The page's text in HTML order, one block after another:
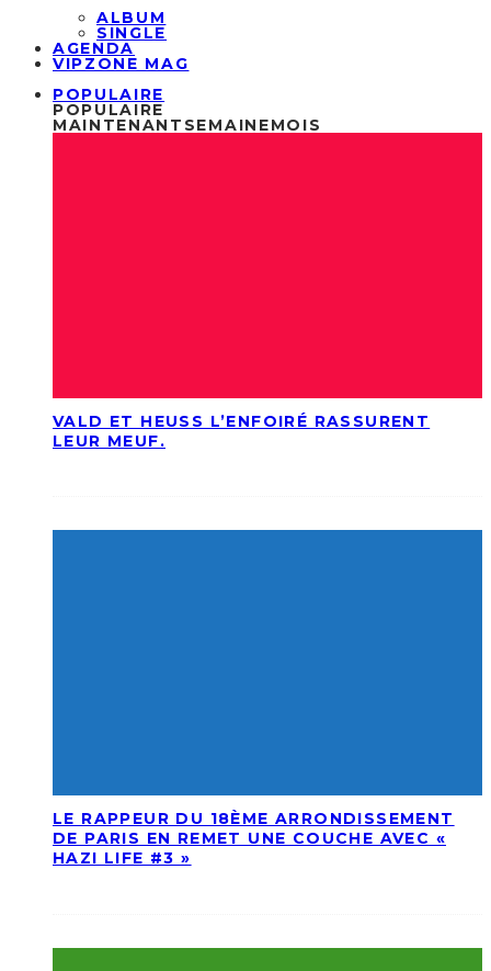
ALBUM
SINGLE
AGENDA
VIPZONE MAG
POPULAIRE
POPULAIRE
MAINTENANT SEMAINEMOIS
VALD ET HEUSS L’ENFOIRÉ RASSURENT
LEUR MEUF.
LE RAPPEUR DU 18ÈME ARRONDISSEMENT
DE PARIS EN REMET UNE COUCHE AVEC «
HAZI LIFE #3 »